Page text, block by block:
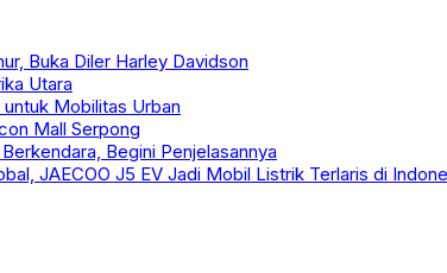
Buka Diler Harley Davidson
Utara
Mobilitas Urban
Mall Serpong
Begini Penjelasannya
JAECOO J5 EV Jadi Mobil Listrik Terlaris di